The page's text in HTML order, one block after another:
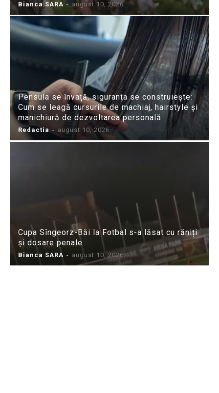
Bianca SARA - august 10, 2026
Pensula se învață, siguranța se construiește:
Cum se leagă cursurile de machiaj, hairstyle și
manichiură de dezvoltarea personală
Redactia - august 10, 2026
Cupa Sîngeorz-Băi la Fotbal s-a lăsat cu răniți
și dosare penale
Bianca SARA - august 10, 2026